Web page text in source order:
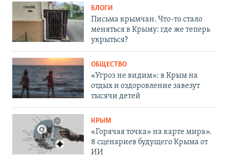
БЛОГИ
Письма крымчан. Что-то стало
меняться в Крыму: где же теперь
укрыться?
ОБЩЕСТВО
«Угроз не видим»: в Крым на
отдых и оздоровление завезут
тысячи детей
КРЫМ
«Горячая точка» на карте мира».
8 сценариев будущего Крыма от
ИИ